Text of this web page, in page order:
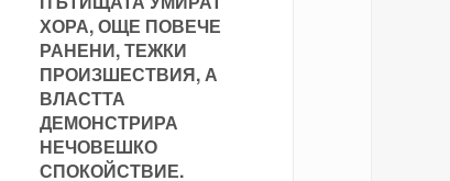
ХОРА, ОЩЕ ПОВЕЧЕ
РАНЕНИ, ТЕЖКИ
ПРОИЗШЕСТВИЯ, А
ВЛАСТТА
ДЕМОНСТРИРА
НЕЧОВЕШКО
СПОКОЙСТВИЕ.